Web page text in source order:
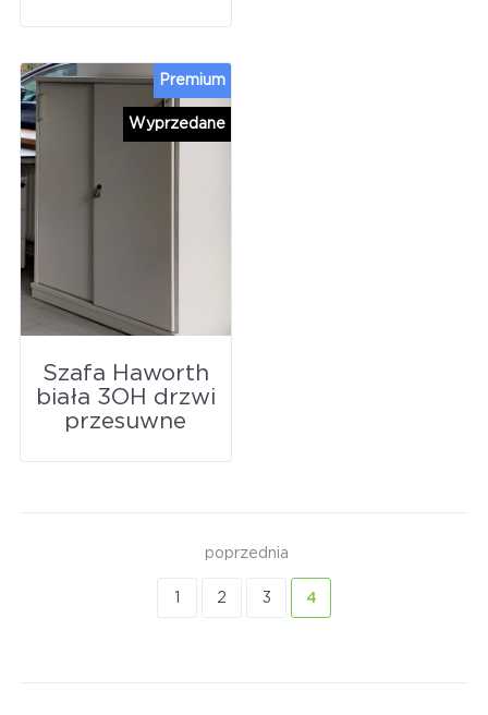
Wyprzedane
Premium
Szafa Haworth
biała 3OH drzwi
przesuwne
poprzednia
1 2 3 4